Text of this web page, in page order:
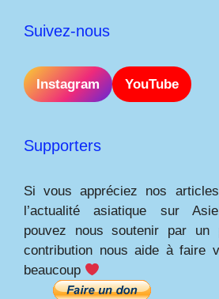
Suivez-nous
Instagram YouTube
Supporters
Si vous appréciez nos
l’actualité asiatique sur
pouvez nous soutenir par un
contribution nous aide à faire
beaucoup